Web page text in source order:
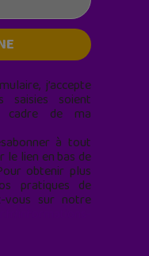
j’accepte
saisies soient
cadre de ma
à tout
le lien en bas de
obtenir plus
pratiques de
vous sur notre